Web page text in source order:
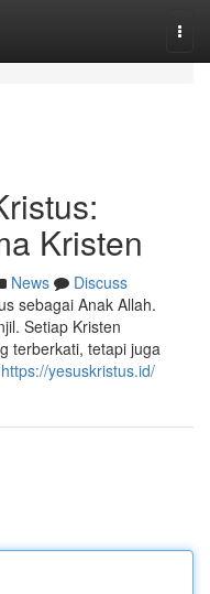
Kristen
News
Discuss
sebagai Anak Allah.
Setiap Kristen
terberkati, tetapi juga
https://yesuskristus.id/